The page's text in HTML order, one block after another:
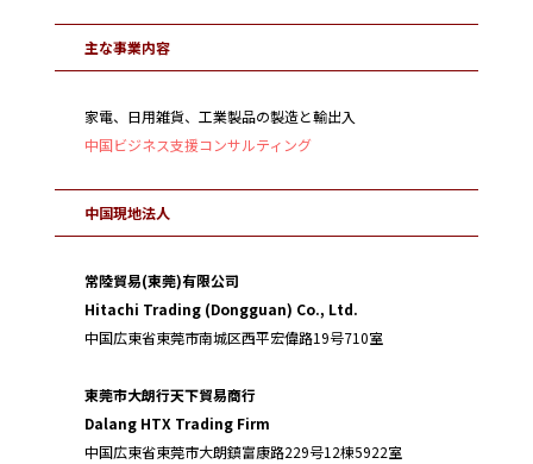
主な事業内容
家電、日用雑貨、工業製品の製造と輸出入
中国ビジネス支援コンサルティング
中国現地法人
常陸貿易(東莞)有限公司
Hitachi Trading (Dongguan) Co., Ltd.
中国広東省東莞市南城区西平宏偉路19号710室
東莞市大朗行天下貿易商行
Dalang HTX Trading Firm
中国広東省東莞市大朗鎮富康路229号12棟5922室